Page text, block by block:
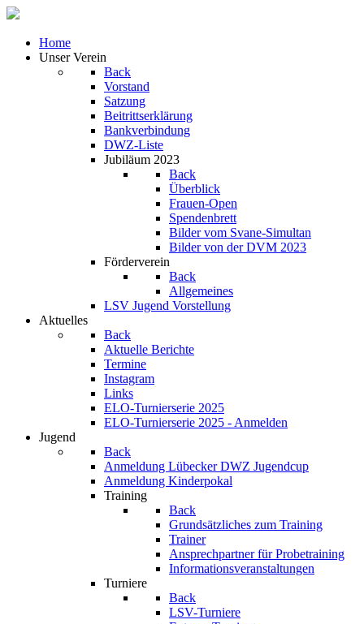
Home
Unser Verein
Back
Vorstand
Satzung
Beitrittserklärung
Bankverbindung
DWZ-Liste
Jubiläum 2023
Back
Überblick
Frauen-Open
Spendenbrett
Bilder vom Svane-Simultan
Bilder von der DVM 2023
Förderverein
Back
Allgemeines
LSV Jugend Vorstellung
Aktuelles
Back
Aktuelle Berichte
Termine
Instagram
Links
ELO-Turnierserie 2025
ELO-Turnierserie 2025 - Anmelden
Jugend
Back
Anmeldung Lübecker DWZ Jugendcup
Anmeldung Kinderpokal
Training
Back
Grundsätzliches zum Training
Trainer
Ansprechpartner für Probetraining
Informationsveranstaltungen
Turniere
Back
LSV-Turniere